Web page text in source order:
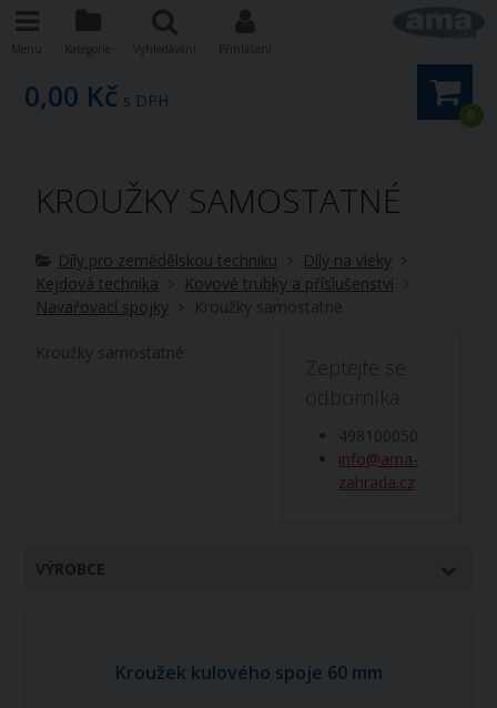
0
0,00 Kč s DPH
KROUŽKY SAMOSTATNÉ
Díly pro zemědělskou techniku
Díly na vleky
Kejdová technika
Kovové trubky a příslušenství
Navařovací spojky
Kroužky samostatné
Zeptejte se
odborníka
498100050
info@ama-
zahrada.cz
Kroužky samostatné
VÝROBCE
Kroužek kulového spoje 60 mm
Menu Kategorie Vyhledávání Přihlášení